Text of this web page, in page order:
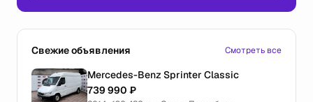
Свежие объявления Смотреть все
Mercedes-Benz Sprinter Classic
739 990 ₽